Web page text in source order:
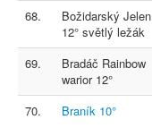
68.
Božidarský Jelen
12° světlý ležák
69.
Bradáč Rainbow
warior 12°
70.
Braník 10°